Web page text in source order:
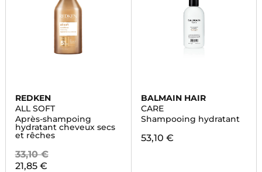
REDKEN
ALL SOFT
Après-shampoing
hydratant cheveux secs
et rêches
33,10 €
21,85 €
BALMAIN HAIR
CARE
Shampooing hydratant
53,10 €